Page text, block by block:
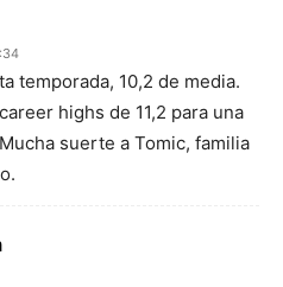
temporada, 10,2 de media.
highs de 11,2 para una
suerte a Tomic, familia